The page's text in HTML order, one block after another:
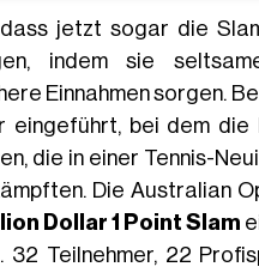
jetzt sogar die
indem sie
Einnahmen sorgen.
eingeführt, bei dem
die in einer Tennis-
Die Australian
Dollar 1 Point Slam
32 Teilnehmer, 22